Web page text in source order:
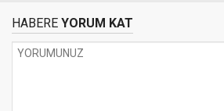
HABERE YORUM KAT